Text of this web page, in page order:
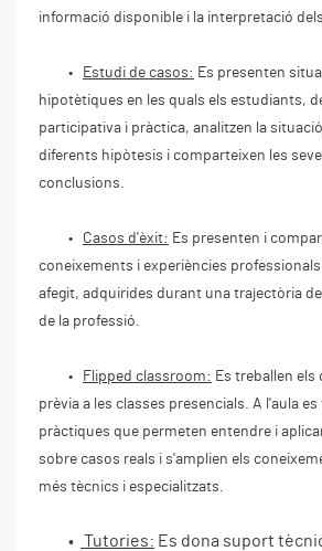
informació disponible i la interpretació
• Estudi de casos: Es presenten
hipotètiques en les quals els estudiants,
participativa i pràctica, analitzen la
diferents hipòtesis i comparteixen les
conclusions.
• Casos d'èxit: Es presenten i
coneixements i experiències
afegit, adquirides durant una trajectòria
de la professió.
• Flipped classroom: Es treballen
prèvia a les classes presencials. A l'aula
pràctiques que permeten entendre i
sobre casos reals i s'amplien els
més tècnics i especialitzats.
• Tutories: Es dona suport